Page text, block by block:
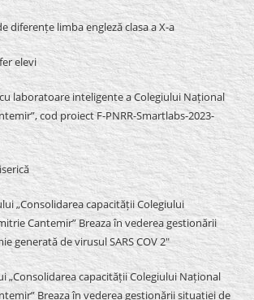
diferențe limba engleză clasa a X-a
elevi
laboratoare inteligente a Colegiului Național
cod proiect F-PNRR-Smartlabs-2023-
„Consolidarea capacității Colegiului
Cantemir” Breaza în vederea gestionării
generată de virusul SARS COV 2″
„Consolidarea capacității Colegiului Național
Breaza în vederea gestionării situației de